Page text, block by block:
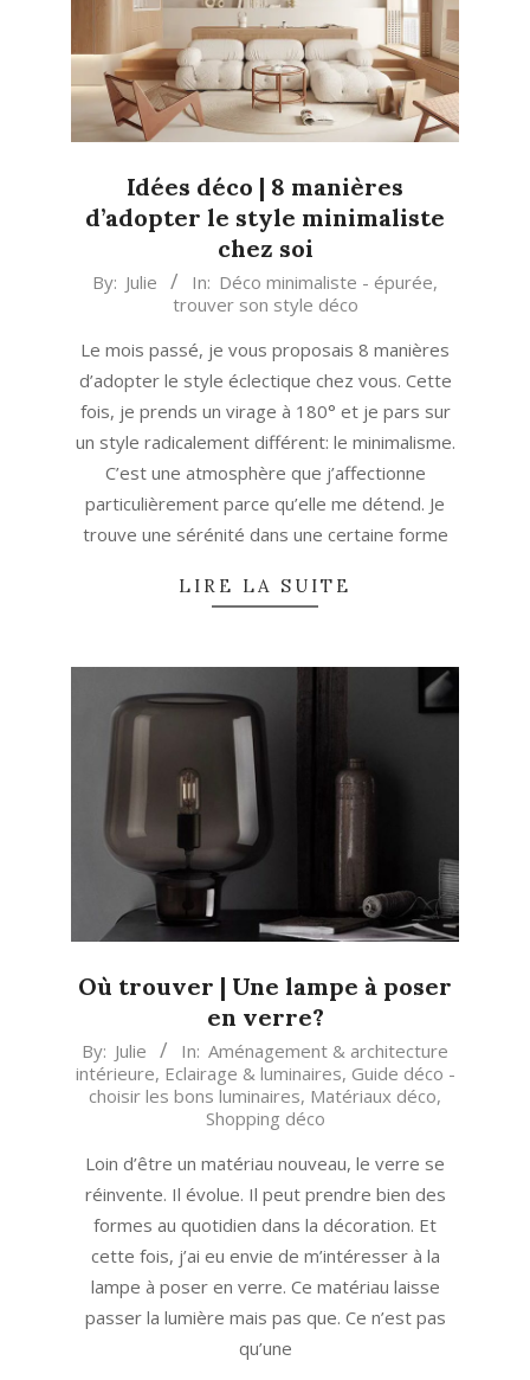
Idées déco | 8 manières
d’adopter le style minimaliste
chez soi
2023-
23
By: Julie In: Déco minimaliste - épurée,
trouver son style déco
Le mois passé, je vous proposais 8 manières
d’adopter le style éclectique chez vous. Cette
fois, je prends un virage à 180° et je pars sur
un style radicalement différent: le minimalisme.
C’est une atmosphère que j’affectionne
particulièrement parce qu’elle me détend. Je
trouve une sérénité dans une certaine forme
LIRE LA SUITE
Où trouver | Une lampe à poser
en verre?
2023-
02-
04
By: Julie In: Aménagement & architecture
intérieure, Eclairage & luminaires, Guide déco -
choisir les bons luminaires, Matériaux déco,
Shopping déco
Loin d’être un matériau nouveau, le verre se
réinvente. Il évolue. Il peut prendre bien des
formes au quotidien dans la décoration. Et
cette fois, j’ai eu envie de m’intéresser à la
lampe à poser en verre. Ce matériau laisse
passer la lumière mais pas que. Ce n’est pas
qu’une